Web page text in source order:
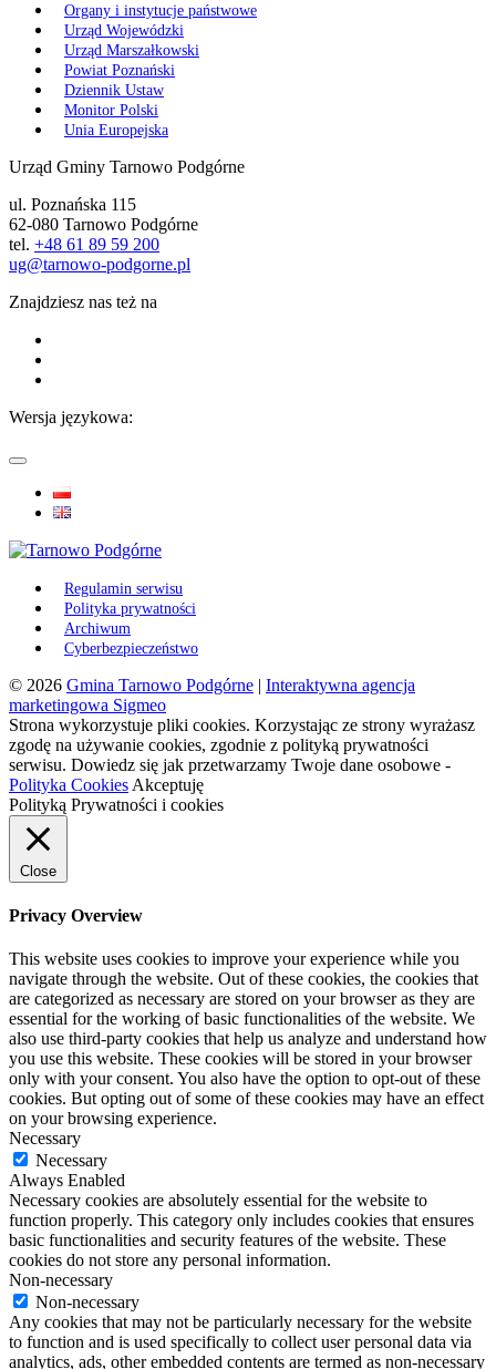
Organy i instytucje państwowe
Urząd Wojewódzki
Urząd Marszałkowski
Powiat Poznański
Dziennik Ustaw
Monitor Polski
Unia Europejska
Urząd Gminy Tarnowo Podgórne
ul. Poznańska 115
62-080 Tarnowo Podgórne
tel. +48 61 89 59 200
ug@tarnowo-podgorne.pl
Znajdziesz nas też na
Wersja językowa:
Regulamin serwisu
Polityka prywatności
Archiwum
Cyberbezpieczeństwo
© 2026 Gmina Tarnowo Podgórne | Interaktywna agencja
marketingowa Sigmeo
Strona wykorzystuje pliki cookies. Korzystając ze strony wyrażasz
zgodę na używanie cookies, zgodnie z polityką prywatności
serwisu. Dowiedz się jak przetwarzamy Twoje dane osobowe -
Polityka Cookies Akceptuję
Polityką Prywatności i cookies
Close
Privacy Overview
This website uses cookies to improve your experience while you
navigate through the website. Out of these cookies, the cookies that
are categorized as necessary are stored on your browser as they are
essential for the working of basic functionalities of the website. We
also use third-party cookies that help us analyze and understand how
you use this website. These cookies will be stored in your browser
only with your consent. You also have the option to opt-out of these
cookies. But opting out of some of these cookies may have an effect
on your browsing experience.
Necessary
Necessary
Always Enabled
Necessary cookies are absolutely essential for the website to
function properly. This category only includes cookies that ensures
basic functionalities and security features of the website. These
cookies do not store any personal information.
Non-necessary
Non-necessary
Any cookies that may not be particularly necessary for the website
to function and is used specifically to collect user personal data via
analytics, ads, other embedded contents are termed as non-necessary